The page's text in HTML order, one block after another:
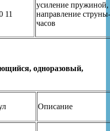
11
усиление пружиной,
направление
часов
одноразовый,
Описание